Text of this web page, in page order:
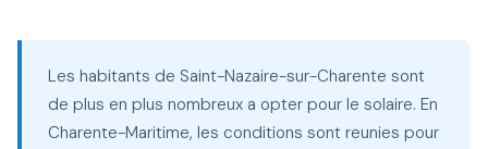
Les habitants de Saint-Nazaire-sur-Charente sont
de plus en plus nombreux a opter pour le solaire. En
Charente-Maritime, les conditions sont reunies pour